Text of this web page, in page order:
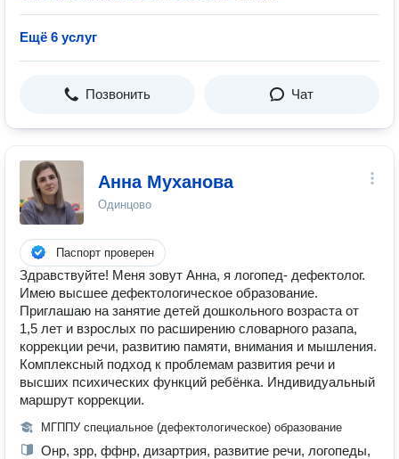
Ещё 6 услуг
Позвонить Чат
Анна Муханова
Одинцово
Паспорт проверен
Здравствуйте! Меня зовут Анна, я логопед- дефектолог.
Имею высшее дефектологическое образование.
Приглашаю на занятие детей дошкольного возраста от
1,5 лет и взрослых по расширению словарного разапа,
коррекции речи, развитию памяти, внимания и мышления.
Комплексный подход к проблемам развития речи и
высших психических функций ребёнка. Индивидуальный
маршрут коррекции.
МГППУ специальное (дефектологическое) образование
Онр, зрр, ффнр, дизартрия, развитие речи, логопеды,